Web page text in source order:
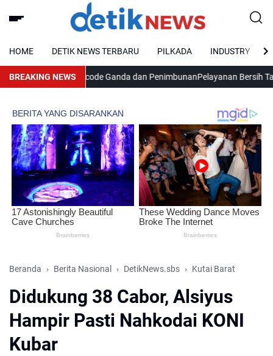
HOME DETIK NEWS TERBARU PILKADA INDUSTRY
BREAKING NEWS
Modus Barcode Ganda dan PenimbunanPelayanan Bersih Tanpa
Beranda Berita Nasional DetikNews.sbs Kutai Barat
Didukung 38 Cabor, Alsiyus
Hampir Pasti Nahkodai KONI
Kubar